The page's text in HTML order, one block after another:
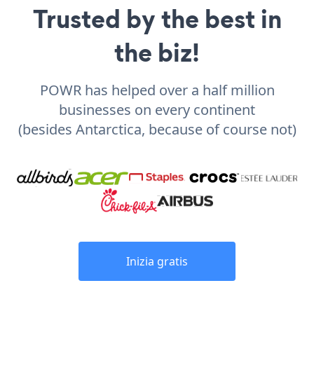
Trusted by the best in
the biz!
POWR has helped over a half million
businesses on every continent
(besides Antarctica, because of course not)
Inizia gratis